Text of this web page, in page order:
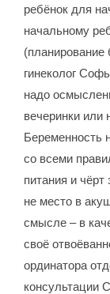
ребёнок для
начальному
гинеколог
надо
вечеринки или
Беременность
со всеми
питания и
не место в
смысле – в
своё
ординатора
консультации